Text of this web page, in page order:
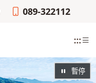
089-322112
:::
暫停